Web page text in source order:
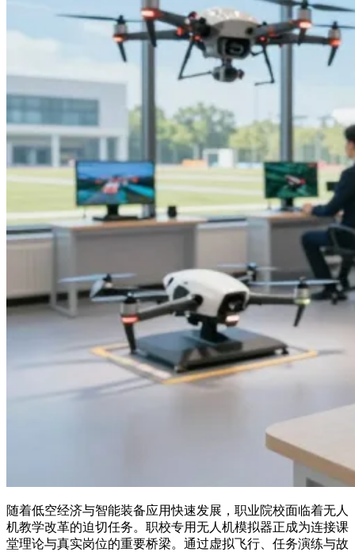
随着低空经济与智能装备应用快速发展，职业院校面临着无人
机教学改革的迫切任务。职校专用无人机模拟器正成为连接课
堂理论与真实岗位的重要桥梁。通过虚拟飞行、任务演练与故